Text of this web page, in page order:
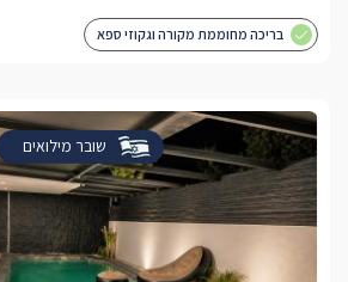
בריכה מחוממת מקורה וגקוזי ספא
שובר מילואים